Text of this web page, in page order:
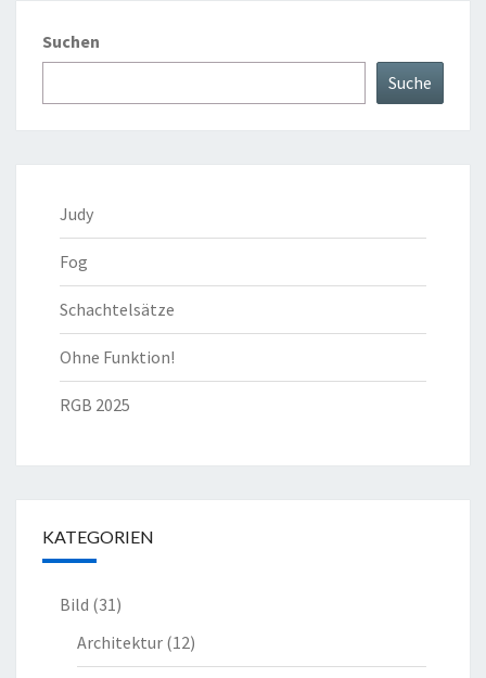
Suchen
Suche
Judy
Fog
Schachtelsätze
Ohne Funktion!
RGB 2025
KATEGORIEN
Bild (31)
Architektur (12)